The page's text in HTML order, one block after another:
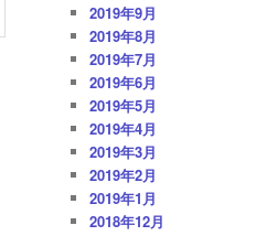
2019年9月
2019年8月
2019年7月
2019年6月
2019年5月
2019年4月
2019年3月
2019年2月
2019年1月
2018年12月